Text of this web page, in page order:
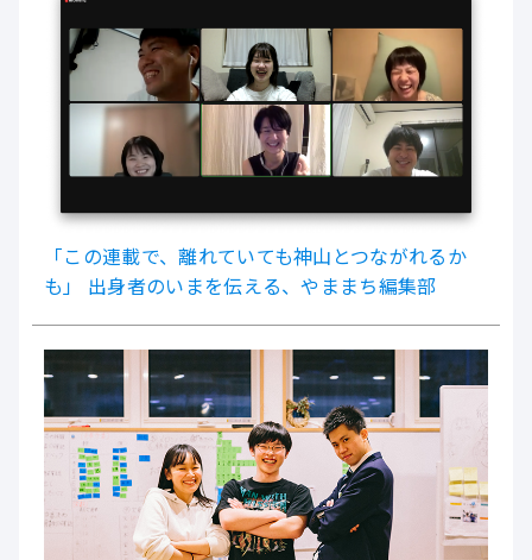
「この連載で、離れていても神山とつながれるか
も」 出身者のいまを伝える、やままち編集部